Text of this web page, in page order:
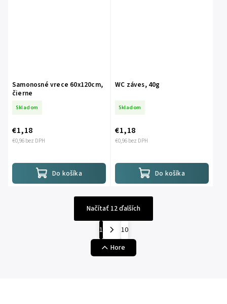
Samonosné vrece 60x120cm,
čierne
Skladom
€0,96 bez DPH
€1,18
Do košíka
WC záves, 40g
Skladom
€0,96 bez DPH
€1,18
Do košíka
Načítať 12 ďalších
1
10
Hore